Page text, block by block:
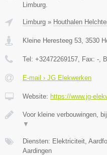
Limburg.
Limburg » Houthalen
Kleine Heresteeg 53 3530
Tel: +32472269157 , Fax: - ,
E-mail › JG Elekwerken
Website: https://www.jg-
Voor kleine verbouwingen,
▼
Diensten: Elektriciteit,
Aardingen